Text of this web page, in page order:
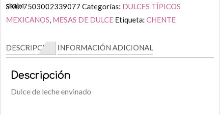
SKU:7503002339077 Categorías: DULCES TÍPICOS
MEXICANOS, MESAS DE DULCE Etiqueta:CHENTE
DESCRIPCIÓN INFORMACIÓN ADICIONAL
Descripción
Dulce de leche envinado